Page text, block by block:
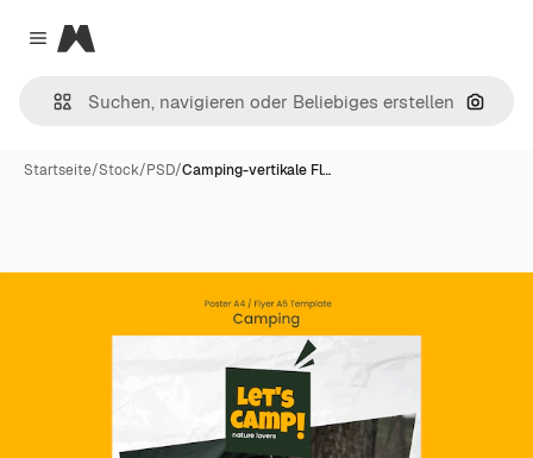
Close menu
Magnific
Nach
Startseite/Stock/PSD/Camping-vertikale Fl…